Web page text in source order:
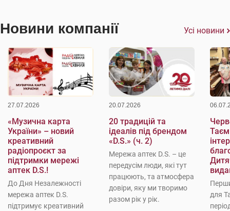
Новини компанії Усі новини
27.07.2026
«Музична карта
України» – новий
креативний
радіопроєкт за
підтримки мережі
аптек D.S.!
До Дня Незалежності
мережа аптек D.S.
підтримує креативний
20.07.2026
20 традицій та
ідеалів під брендом
«D.S.» (ч. 2)
Мережа аптек D.S. – це
передусім люди, які тут
працюють, та атмосфера
довіри, яку ми творимо
разом рік у рік.
для